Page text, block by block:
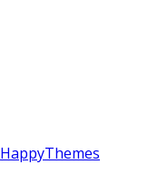
HappyThemes